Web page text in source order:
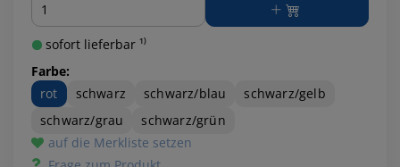
sofort lieferbar ¹⁾
Farbe:
rot
schwarz schwarz/blau
schwarz/gelb
schwarz/grau
schwarz/grün
auf die Merkliste setzen